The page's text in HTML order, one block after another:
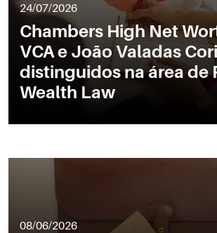
24/07/2026
Chambers High Net
VCA e João Valadas
distinguidos na área de
Wealth Law
08/06/2026